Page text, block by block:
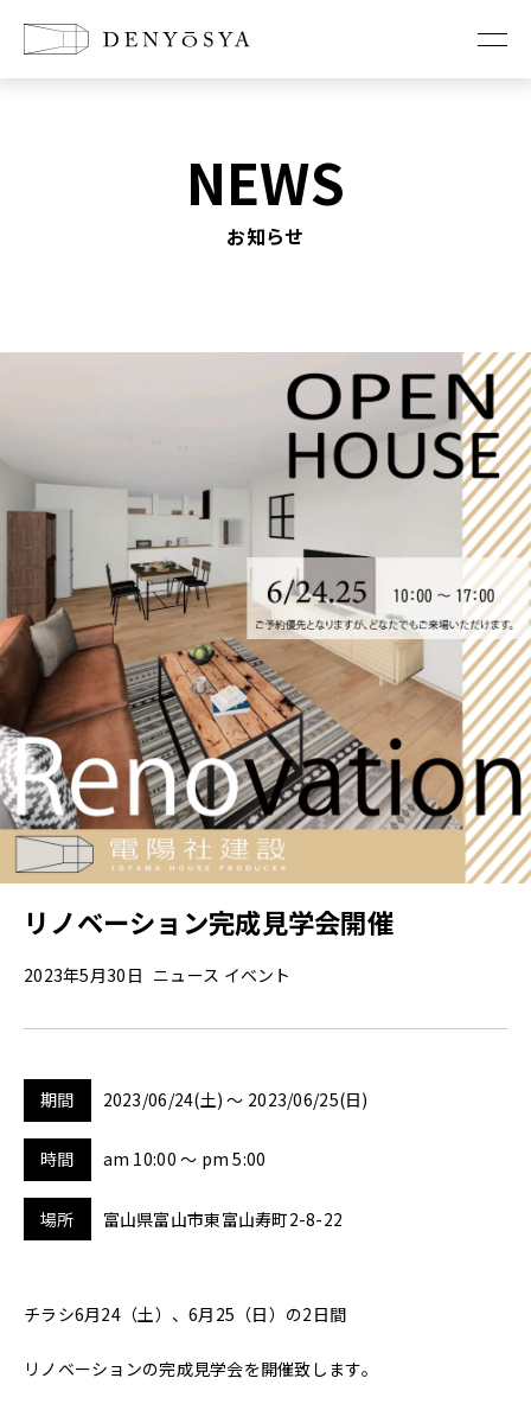
新築に懸ける想い
店舗改装の想い
工法紹介
耐震診断・耐震改修
各種補助金・助成金について
施工事例
新築
リノベーション
店舗
D-ESTATE
不動産物件
cotton1/2
会社概要
スタッフ紹介
採用情報
D-BASE
CONTACT
NEWS
お知らせ
リノベーション完成見学会開催
2023年5月30日 ニュース イベント
期間 2023/06/24(土) ～ 2023/06/25(日)
時間 am 10:00 ～ pm 5:00
場所 富山県富山市東富山寿町2-8-22
チラシ6月24（土）、6月25（日）の2日間
リノベーションの完成見学会を開催致します。